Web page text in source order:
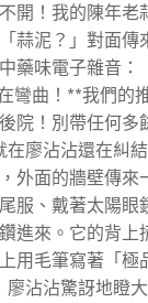
開！我的陳年老
蒜泥？」對面傳
藥味電子雜音：
彎曲！**我們的
院！別帶任何多
廖沾沾還在糾
外面的牆壁傳來
服、戴著太陽眼
進來。它的背上
用毛筆寫著「極
沾沾驚訝地瞪